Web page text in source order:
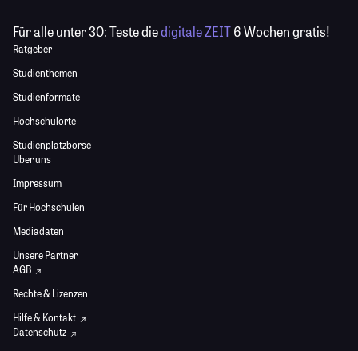
Für alle unter 30:Teste diedigitale ZEIT6 Wochen gratis!
Ratgeber
Studienthemen
Studienformate
Hochschulorte
Studienplatzbörse
Über uns
Impressum
Für Hochschulen
Mediadaten
Unsere Partner
AGB
Rechte & Lizenzen
Hilfe & Kontakt
Datenschutz